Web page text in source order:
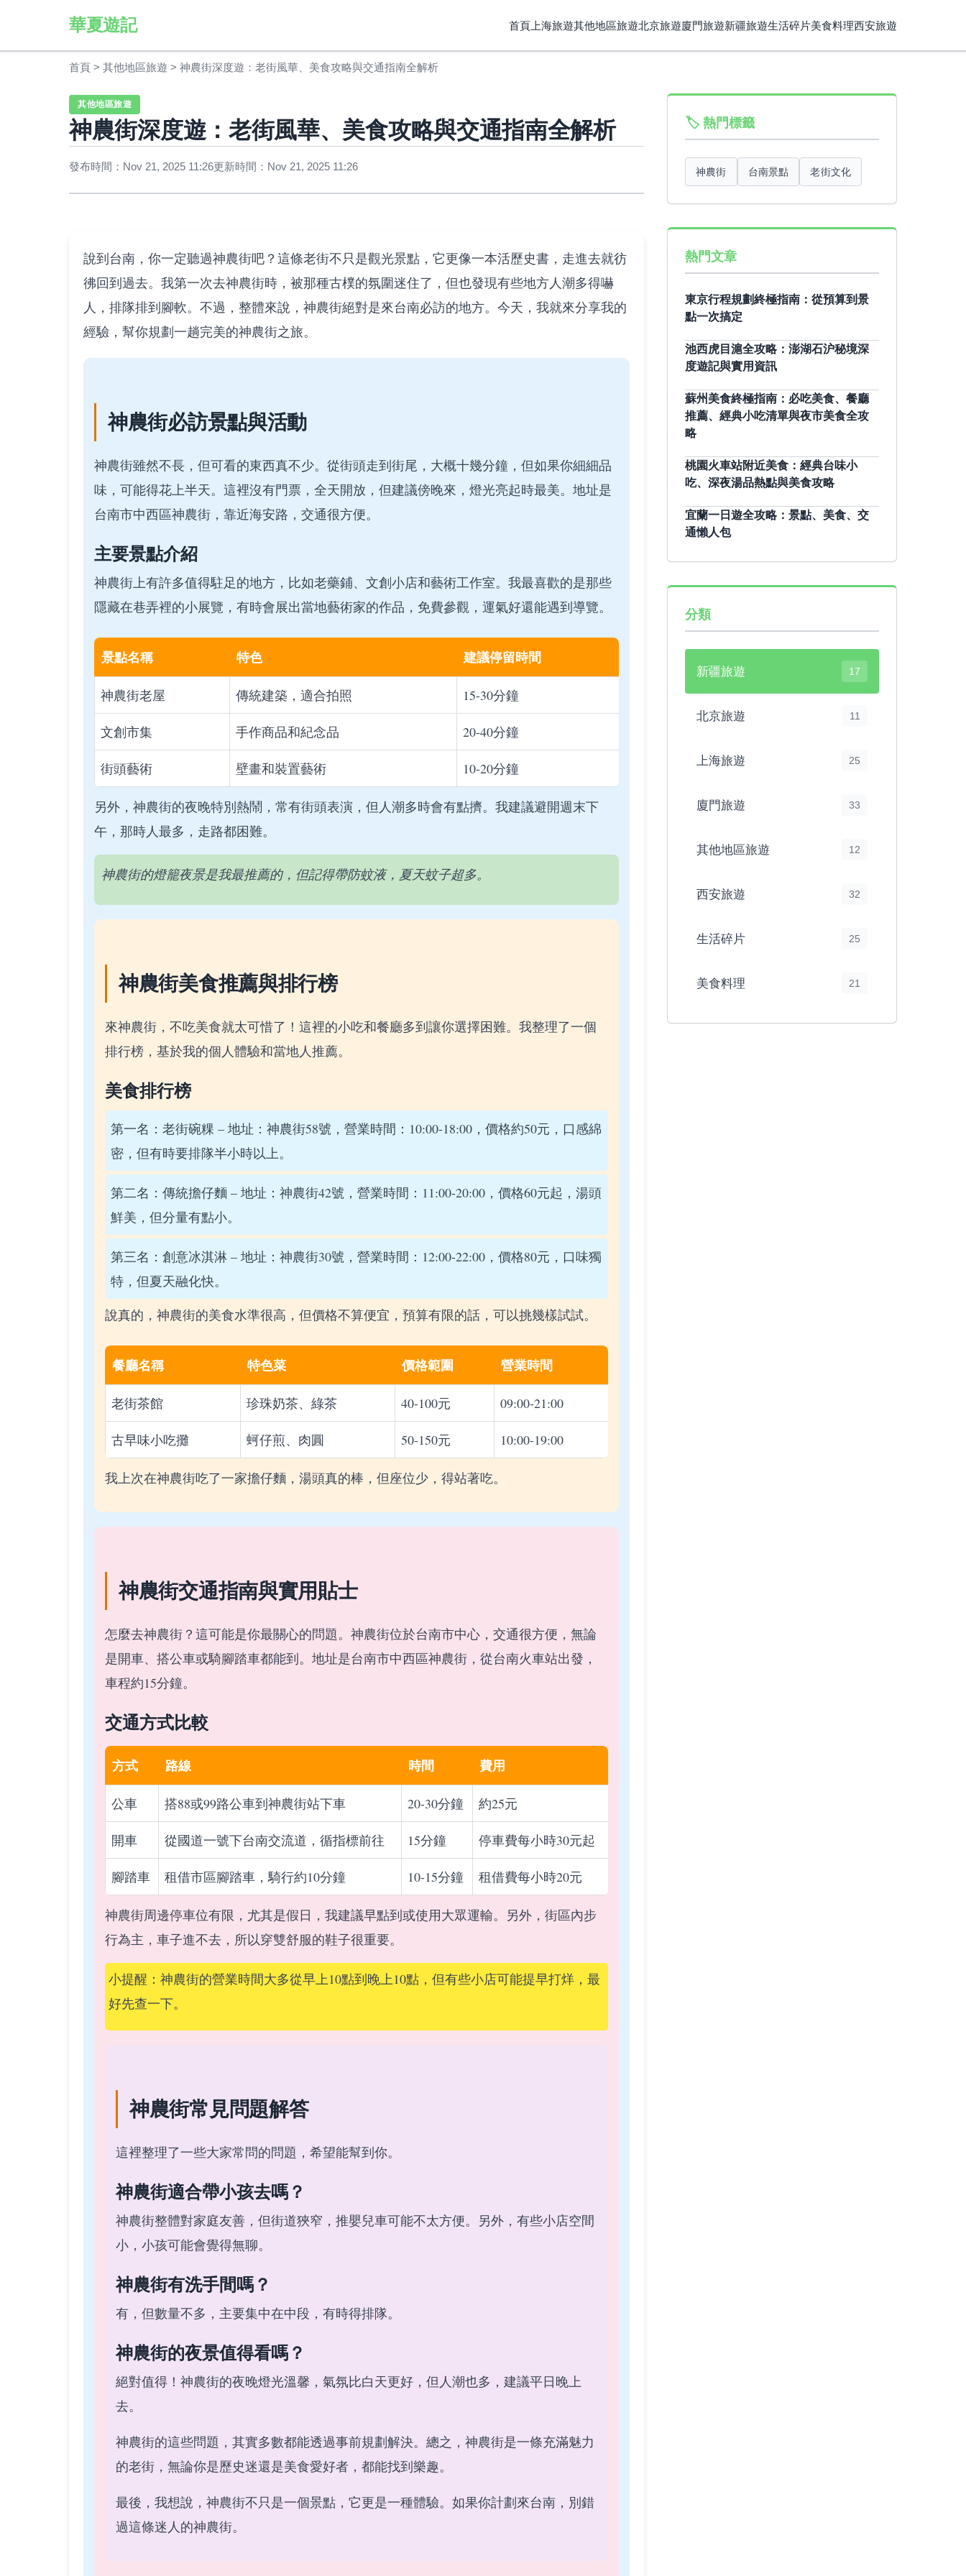
華夏遊記 首頁 上海旅遊其他地區旅遊北京旅遊廈門旅遊新疆旅遊生活碎片美食料理西安旅遊
首頁 > 其他地區旅遊 > 神農街深度遊：老街風華、美食攻略與交通指南全解析
其他地區旅遊
神農街深度遊：老街風華、美食攻略與交通指南全解析
發布時間：Nov 21, 2025 11:26更新時間：Nov 21, 2025 11:26
說到台南，你一定聽過神農街吧？這條老街不只是觀光景點，它更像一本活歷史書，走進去就彷
彿回到過去。我第一次去神農街時，被那種古樸的氛圍迷住了，但也發現有些地方人潮多得嚇
人，排隊排到腳軟。不過，整體來說，神農街絕對是來台南必訪的地方。今天，我就來分享我的
經驗，幫你規劃一趟完美的神農街之旅。
神農街必訪景點與活動
神農街雖然不長，但可看的東西真不少。從街頭走到街尾，大概十幾分鐘，但如果你細細品
味，可能得花上半天。這裡沒有門票，全天開放，但建議傍晚來，燈光亮起時最美。地址是
台南市中西區神農街，靠近海安路，交通很方便。
主要景點介紹
神農街上有許多值得駐足的地方，比如老藥鋪、文創小店和藝術工作室。我最喜歡的是那些
隱藏在巷弄裡的小展覽，有時會展出當地藝術家的作品，免費參觀，運氣好還能遇到導覽。
景點名稱 特色 建議停留時間
神農街老屋 傳統建築，適合拍照 15-30分鐘
文創市集 手作商品和紀念品 20-40分鐘
街頭藝術 壁畫和裝置藝術 10-20分鐘
另外，神農街的夜晚特別熱鬧，常有街頭表演，但人潮多時會有點擠。我建議避開週末下
午，那時人最多，走路都困難。
神農街的燈籠夜景是我最推薦的，但記得帶防蚊液，夏天蚊子超多。
神農街美食推薦與排行榜
來神農街，不吃美食就太可惜了！這裡的小吃和餐廳多到讓你選擇困難。我整理了一個
排行榜，基於我的個人體驗和當地人推薦。
美食排行榜
第一名：老街碗粿 – 地址：神農街58號，營業時間：10:00-18:00，價格約50元，口感綿
密，但有時要排隊半小時以上。
第二名：傳統擔仔麵 – 地址：神農街42號，營業時間：11:00-20:00，價格60元起，湯頭
鮮美，但分量有點小。
第三名：創意冰淇淋 – 地址：神農街30號，營業時間：12:00-22:00，價格80元，口味獨
特，但夏天融化快。
說真的，神農街的美食水準很高，但價格不算便宜，預算有限的話，可以挑幾樣試試。
餐廳名稱 特色菜 價格範圍 營業時間
老街茶館 珍珠奶茶、綠茶 40-100元 09:00-21:00
古早味小吃攤 蚵仔煎、肉圓 50-150元 10:00-19:00
我上次在神農街吃了一家擔仔麵，湯頭真的棒，但座位少，得站著吃。
神農街交通指南與實用貼士
怎麼去神農街？這可能是你最關心的問題。神農街位於台南市中心，交通很方便，無論
是開車、搭公車或騎腳踏車都能到。地址是台南市中西區神農街，從台南火車站出發，
車程約15分鐘。
交通方式比較
方式 路線 時間 費用
公車 搭88或99路公車到神農街站下車 20-30分鐘 約25元
開車 從國道一號下台南交流道，循指標前往 15分鐘 停車費每小時30元起
腳踏車 租借市區腳踏車，騎行約10分鐘 10-15分鐘 租借費每小時20元
神農街周邊停車位有限，尤其是假日，我建議早點到或使用大眾運輸。另外，街區內步
行為主，車子進不去，所以穿雙舒服的鞋子很重要。
小提醒：神農街的營業時間大多從早上10點到晚上10點，但有些小店可能提早打烊，最
好先查一下。
神農街常見問題解答
這裡整理了一些大家常問的問題，希望能幫到你。
神農街適合帶小孩去嗎？
神農街整體對家庭友善，但街道狹窄，推嬰兒車可能不太方便。另外，有些小店空間
小，小孩可能會覺得無聊。
神農街有洗手間嗎？
有，但數量不多，主要集中在中段，有時得排隊。
神農街的夜景值得看嗎？
絕對值得！神農街的夜晚燈光溫馨，氣氛比白天更好，但人潮也多，建議平日晚上
去。
神農街的這些問題，其實多數都能透過事前規劃解決。總之，神農街是一條充滿魅力
的老街，無論你是歷史迷還是美食愛好者，都能找到樂趣。
最後，我想說，神農街不只是一個景點，它更是一種體驗。如果你計劃來台南，別錯
過這條迷人的神農街。
🏷️ 熱門標籤
神農街 台南景點 老街文化
熱門文章
東京行程規劃終極指南：從預算到景
點一次搞定
池西虎目滬全攻略：澎湖石沪秘境深
度遊記與實用資訊
蘇州美食終極指南：必吃美食、餐廳
推薦、經典小吃清單與夜市美食全攻
略
桃園火車站附近美食：經典台味小
吃、深夜湯品熱點與美食攻略
宜蘭一日遊全攻略：景點、美食、交
通懶人包
分類
新疆旅遊 17
北京旅遊 11
上海旅遊 25
廈門旅遊 33
其他地區旅遊 12
西安旅遊 32
生活碎片 25
美食料理 21